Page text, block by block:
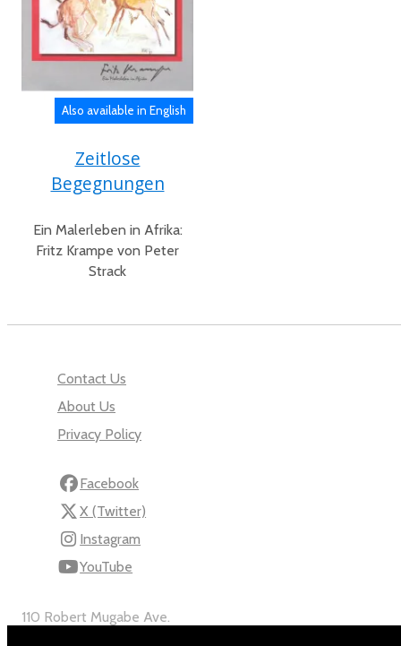
Also available in English
Zeitlose
Begegnungen
Ein Malerleben in Afrika:
Fritz Krampe von Peter
Strack
Contact Us
About Us
Privacy Policy
Facebook
X (Twitter)
Instagram
YouTube
110 Robert Mugabe Ave.